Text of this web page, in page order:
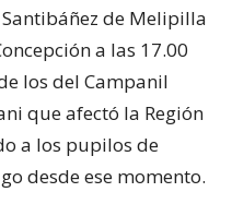
de Melipilla
a las 17.00
los del Campanil
que afectó la Región
a los pupilos de
desde ese momento.